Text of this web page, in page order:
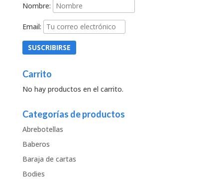
Nombre:
Email:
Carrito
No hay productos en el carrito.
Categorías de productos
Abrebotellas
Baberos
Baraja de cartas
Bodies